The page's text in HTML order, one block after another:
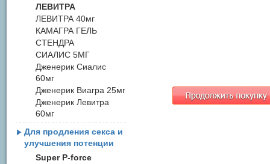
ЛЕВИТРА
ЛЕВИТРА 40мг
КАМАГРА ГЕЛЬ
СТЕНДРА
СИАЛИС 5МГ
Дженерик Сиалис
60мг
Дженерик Виагра 25мг
Дженерик Левитра
60мг
Для продления секса и
улучшения потенции
Super P-force